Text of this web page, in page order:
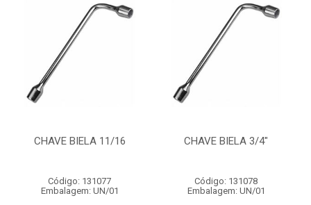
CHAVE BIELA 11/16
Código: 131077
Embalagem: UN/01
CHAVE BIELA 3/4"
Código: 131078
Embalagem: UN/01